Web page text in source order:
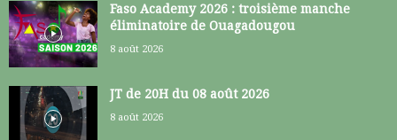
Faso Academy 2026 : troisième manche
éliminatoire de Ouagadougou
8 août 2026
JT de 20H du 08 août 2026
8 août 2026